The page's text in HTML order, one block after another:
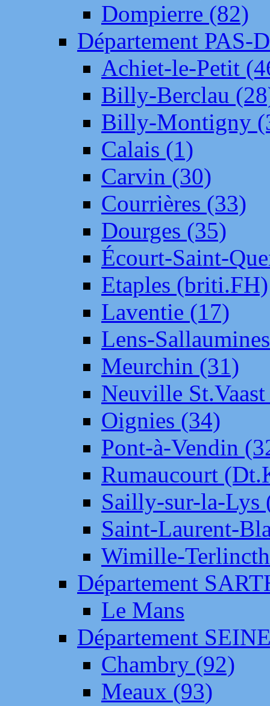
Dompierre (82)
Département PAS-
Achiet-le-Petit
Billy-Berclau
Billy-Montigny
Calais (1)
Carvin (30)
Courrières (33)
Dourges (35)
Écourt-Saint-
Etaples (briti.FH)
Laventie (17)
Lens-
Meurchin (31)
Neuville
Oignies (34)
Pont-à-Vendin
Rumaucourt
Sailly-sur-la-Lys
Saint-Laurent-
Wimille-
Département
Le Mans
Département
Chambry (92)
Meaux (93)